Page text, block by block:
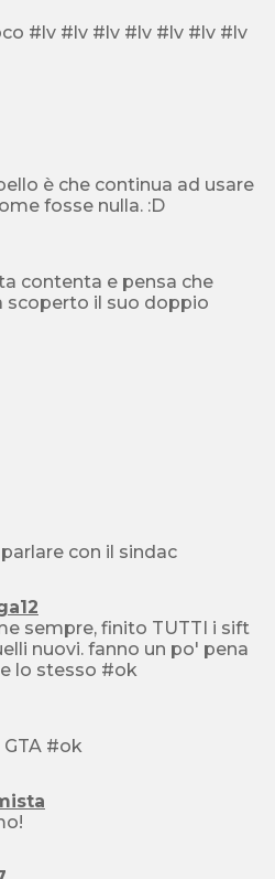
io amo sto gioco #lv #lv #lv #lv #lv #lv #lv
è che continua ad usare
due account come fosse nulla. :D
contenta e pensa che
scoperto il suo doppio
con il sindac
sempre, finito TUTTI i sift
nuovi. fanno un po' pena
ma vanno bene lo stesso #ok
#ok